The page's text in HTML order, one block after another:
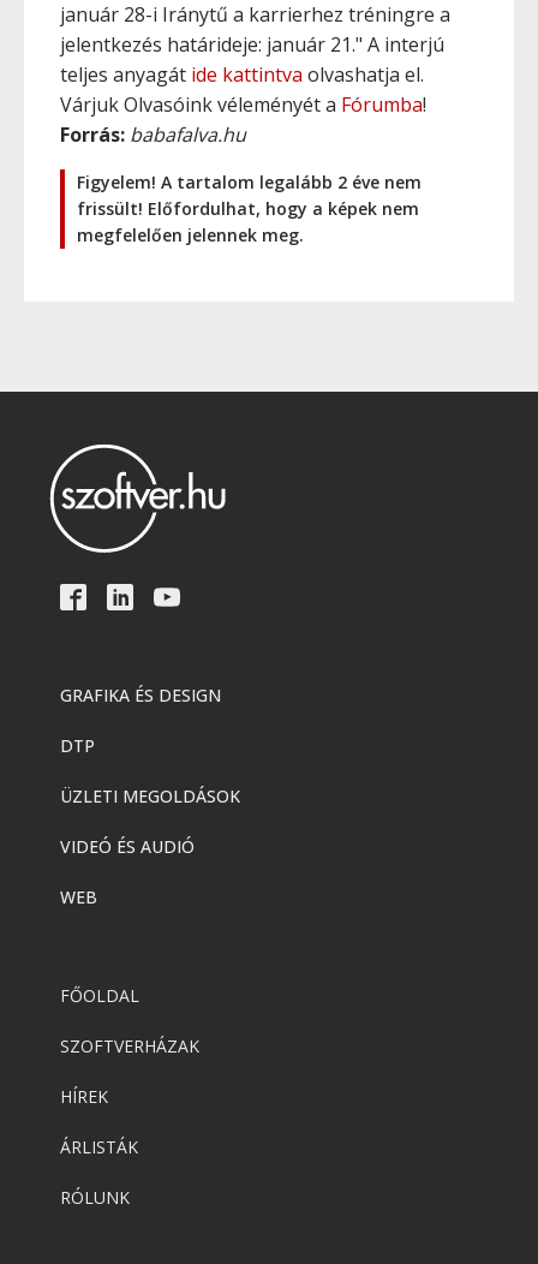
január 28-i Iránytű a karrierhez tréningre a
jelentkezés határideje: január 21." A interjú
teljes anyagát ide kattintva olvashatja el.
Várjuk Olvasóink véleményét a Fórumba!
Forrás: babafalva.hu
Figyelem! A tartalom legalább 2 éve nem
frissült! Előfordulhat, hogy a képek nem
megfelelően jelennek meg.
GRAFIKA ÉS DESIGN
DTP
ÜZLETI MEGOLDÁSOK
VIDEÓ ÉS AUDIÓ
WEB
FŐOLDAL
SZOFTVERHÁZAK
HÍREK
ÁRLISTÁK
RÓLUNK